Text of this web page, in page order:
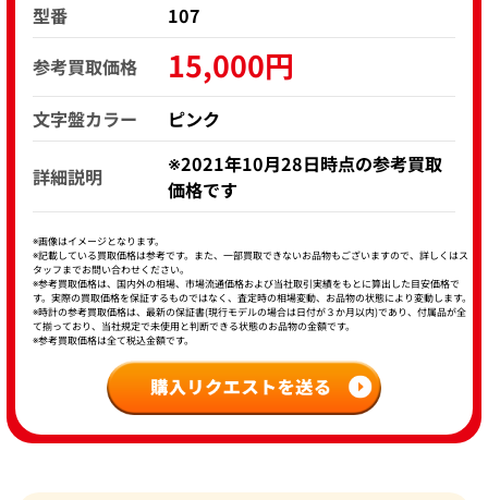
型番
107
参考買取価格
15,000円
文字盤カラー ピンク
詳細説明
※2021年10月28日時点の参考買取
価格です
※画像はイメージとなります。
※記載している買取価格は参考です。また、一部買取できないお品物もございますので、詳しくはス
タッフまでお問い合わせください。
※参考買取価格は、国内外の相場、市場流通価格および当社取引実績をもとに算出した目安価格で
す。実際の買取価格を保証するものではなく、査定時の相場変動、お品物の状態により変動します。
※時計の参考買取価格は、最新の保証書(現行モデルの場合は日付が３か月以内)であり、付属品が全
て揃っており、当社規定で未使用と判断できる状態のお品物の金額です。
※参考買取価格は全て税込金額です。